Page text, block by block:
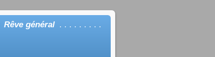
Rêve général . . . . . . . . .